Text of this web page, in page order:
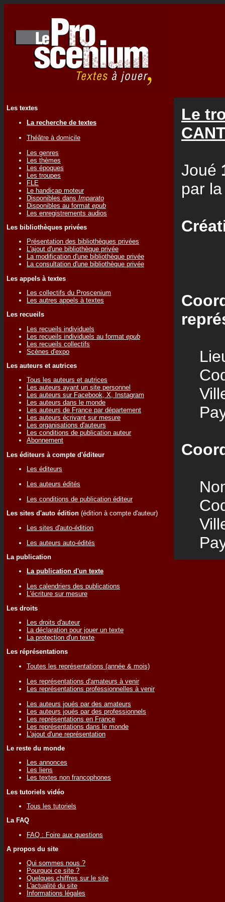
Les textes
La recherche de textes
Théâtre à domicile
Les genres
Les thèmes
Les époques
Les troupes
FLE
Le handicap moteur
Disponibles dans Imparato
Disponibles au format epub
Les enregistrements audios
Les bibliothèques privées
Présentation des bibliothèques privées
L'ajout d'une bibliothèque privée
La modification d'une bibliothèque privée
La consultation d'une bibliothèque privée
Les appels à textes
Les collectifs du Proscenium
Les autres appels à textes
Les recueils
Les recueils individuels
Les recueils individuels au format epub
Les recueils collectifs
Scènes d'expo
Les auteurs et autrices
Tous les auteurs et autrices
Les auteurs ayant un site personnel
Les auteurs sur Facebook, X, Instagram
Les auteurs dans le monde
Les auteurs de France par département
Les auteurs écrivant sur mesure
Les organisations d'auteurs
Les conditions de publication auteur
Abonnement
Les éditeurs à compte d'éditeur
Les éditeurs
Les auteurs édités
Les conditions de publication éditeur
Les sites d'auto édition (édition à compte d'auteur)
Les sites d'auto-édition
Les auteurs auto-édités
La publication
La publication d'un texte
Les calendriers des publications
L'écriture sur mesure
Les droits
Les droits d'auteur
La déclaration pour jouer un texte
La protection d'un texte
Les réprésentations
Toutes les représentations (année & mois)
Les représentations d'amateurs à venir
Les représentations professionnelles à venir
Les auteurs joués par des amateurs
Les auteurs joués par des professionnels
Les représentations en France
Les représentations dans le monde
L'ajout d'une représentation
Le reste du monde
Les annonces
Les liens
Les textes non francophones
Les tutoriels vidéo
Tous les tutoriels
La FAQ
FAQ : Foire aux questions
A propos du site
Qui sommes nous ?
Pourquoi ce site ?
Quelques chiffres sur le site
L'actualité du site
Informations légales
Le
Joué
par